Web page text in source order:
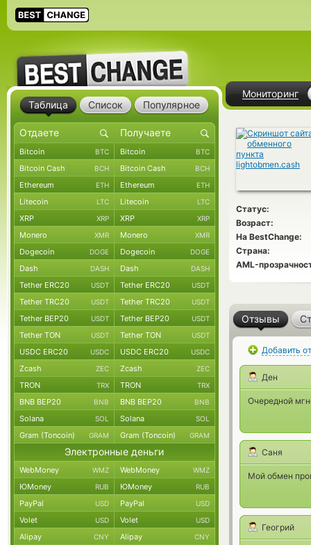
Мониторинг
Статус:
Возраст:
На BestChange:
Страна:
AML-
Отзывы
Добавить
Ден
Очередной
Саня
Мой обмен
Геогрий
Таблица Список Популярное
Bitcoin BTC Bitcoin BTC
Bitcoin Cash BCH Bitcoin Cash BCH
Ethereum ETH Ethereum ETH
Litecoin LTC Litecoin LTC
XRP XRP XRP XRP
Monero XMR Monero XMR
Dogecoin DOGE Dogecoin DOGE
Dash DASH Dash DASH
Tether ERC20 USDT Tether ERC20 USDT
Tether TRC20 USDT Tether TRC20 USDT
Tether BEP20 USDT Tether BEP20 USDT
Tether TON USDT Tether TON USDT
USDC ERC20 USDC USDC ERC20 USDC
Zcash ZEC Zcash ZEC
TRON TRX TRON TRX
BNB BEP20 BNB BNB BEP20 BNB
Solana SOL Solana SOL
Gram (Toncoin) GRAM Gram (Toncoin) GRAM
Электронные деньги
WebMoney WMZ WebMoney WMZ
ЮMoney RUB ЮMoney RUB
PayPal USD PayPal USD
Volet USD Volet USD
Alipay CNY Alipay CNY